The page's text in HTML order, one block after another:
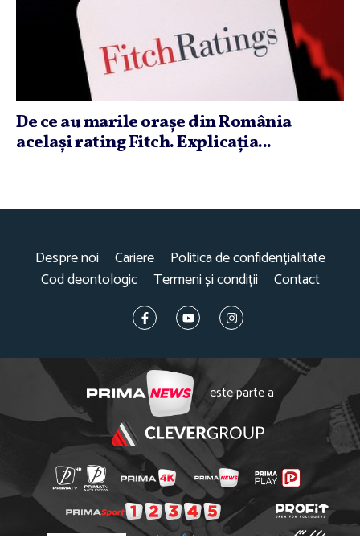
De ce au marile oraşe din România
acelaşi rating Fitch. Explicaţia...
Despre noi Cariere
Politica de confidențialitate
Cod deontologic
Termeni și condiții Contact
este parte a